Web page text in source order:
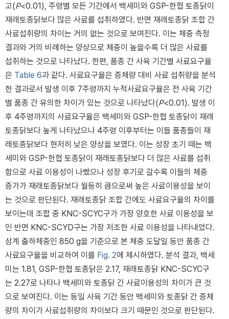
고(P<0.01), 주령별 모든 기간에서 백세미와 GSP-한협 토종닭이
재래토종닭보다 많은 사료를 섭취하였다. 반면 재래토종닭 조합 간
사료섭취량의 차이는 거의 없는 것으로 보여진다. 이는 체중 측정
결과와 거의 비례하는 양상으로 체중이 높을수록 더 많은 사료를
섭취하는 것으로 나타났다. 한편, 품종 간 사육 기간별 사료요구율
은 Table 6과 같다. 사료요구율은 증체량 대비 사료 섭취량을 분석
한 결과로서 발생 이후 7주령까지 누적사료요구율은 전 사육 기간
별 품종 간 유의한 차이가 있는 것으로 나타났다(P<0.01). 발생 이
후 4주령까지의 사료요구율은 백세미와 GSP-한협 토종닭이 재래
토종닭보다 높게 나타났으나 4주령 이후부터는 이들 품종들이 재
래토종닭보다 현저히 낮은 양상을 보였다. 이는 성장 초기 때는 백
세미와 GSP-한협 토종닭이 재래토종닭보다 더 많은 사료를 섭취
함으로 사료 이용성이 나빴으나 성장 후기로 갈수록 이들의 체중
증가가 재래토종닭보다 월등히 큼으로써 높은 사료이용성을 보이
는 것으로 판단된다. 재래토종닭 조합 간에도 사료요구율의 차이를
보이는데 조합 중 KNC-SCYC구가 가장 양호한 사료 이용성을 보
인 반면 KNC-SCYD구는 가장 저조한 사료 이용성을 나타내었다.
삼계 출하체중인 850 g을 기준으로 본 체중 도달일 동안 품종 간
사료요구율을 비교하여 이를 Fig. 2에 제시하였다. 분석 결과, 백세
미는 1.81, GSP-한협 토종닭은 2.17, 재래토종닭 KNC-SCYC구
는 2.27로 나타나 백세미와 토종닭 간 사료이용성의 차이가 큰 것
으로 보여진다. 이는 동일 사육 기간 동안 백세미와 토종닭 간 증체
량의 차이가 사료섭취량의 차이보다 크기 때문인 것으로 판단된다.